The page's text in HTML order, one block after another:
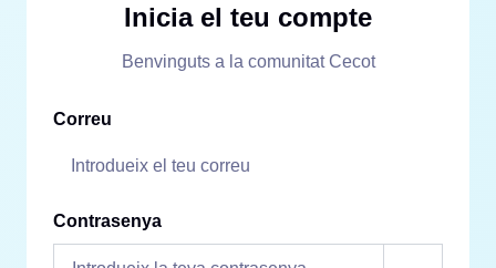
Inicia el teu compte
Benvinguts a la comunitat Cecot
Correu
Contrasenya